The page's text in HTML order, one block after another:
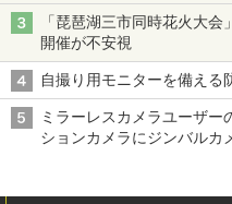
「琵琶湖三市同時花火大
開催が不安視
自撮り用モニターを備え
ミラーレスカメラユーザ
ションカメラにジンバル